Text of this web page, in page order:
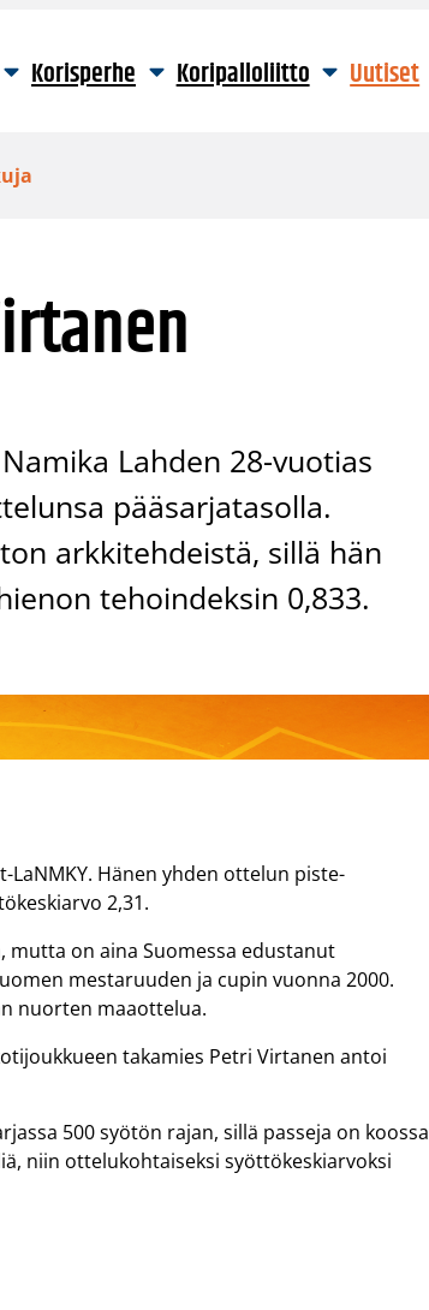
Korisperhe Koripalloliitto Uutiset
Lahden 28-vuotias
pääsarjatasolla.
arkkitehdeistä, sillä hän
tehoindeksin 0,833.
LaNMKY. Hänen yhden ottelun piste-
2,31.
mutta on aina Suomessa edustanut
mestaruuden ja cupin vuonna 2000.
nuorten maaottelua.
takamies Petri Virtanen antoi
500 syötön rajan, sillä passeja on koossa
niin ottelukohtaiseksi syöttökeskiarvoksi